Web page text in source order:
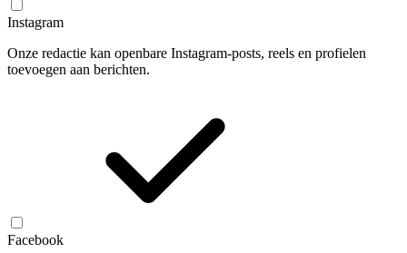
Instagram
Onze redactie kan openbare Instagram-posts, reels en profielen
toevoegen aan berichten.
Facebook